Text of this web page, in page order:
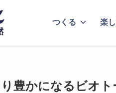
つくる 楽
豊かになるビオト